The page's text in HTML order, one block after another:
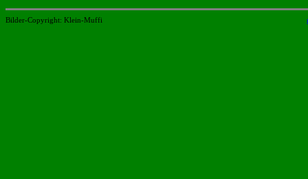
Bilder-Copyright: Klein-Muffi